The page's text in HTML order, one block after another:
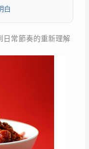
白
日常節奏的重新理解